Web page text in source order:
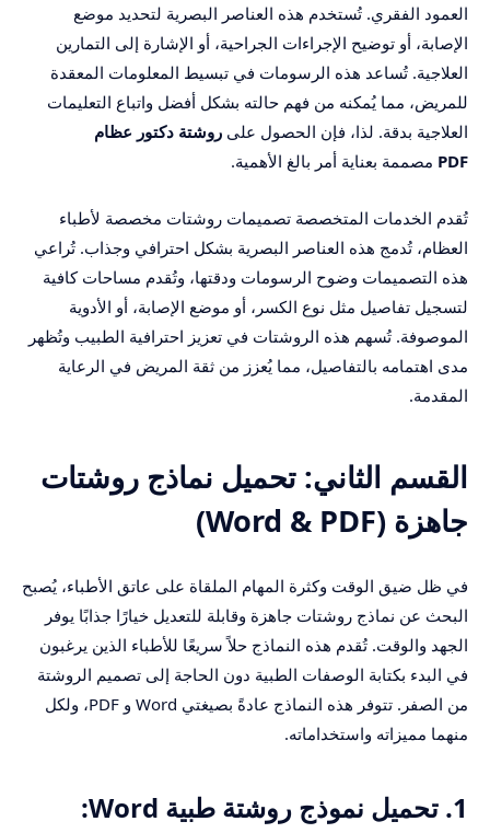
العمود الفقري. تُستخدم هذه العناصر البصرية لتحديد موضع
الإصابة، أو توضيح الإجراءات الجراحية، أو الإشارة إلى التمارين
العلاجية. تُساعد هذه الرسومات في تبسيط المعلومات المعقدة
للمريض، مما يُمكنه من فهم حالته بشكل أفضل واتباع التعليمات
العلاجية بدقة. لذا، فإن الحصول على روشتة دكتور عظام
PDF مصممة بعناية أمر بالغ الأهمية.
تُقدم الخدمات المتخصصة تصميمات روشتات مخصصة لأطباء
العظام، تُدمج هذه العناصر البصرية بشكل احترافي وجذاب. تُراعي
هذه التصميمات وضوح الرسومات ودقتها، وتُقدم مساحات كافية
لتسجيل تفاصيل مثل نوع الكسر، أو موضع الإصابة، أو الأدوية
الموصوفة. تُسهم هذه الروشتات في تعزيز احترافية الطبيب وتُظهر
مدى اهتمامه بالتفاصيل، مما يُعزز من ثقة المريض في الرعاية
المقدمة.
القسم الثاني: تحميل نماذج روشتات
جاهزة (Word & PDF)
في ظل ضيق الوقت وكثرة المهام الملقاة على عاتق الأطباء، يُصبح
البحث عن نماذج روشتات جاهزة وقابلة للتعديل خيارًا جذابًا يوفر
الجهد والوقت. تُقدم هذه النماذج حلاً سريعًا للأطباء الذين يرغبون
في البدء بكتابة الوصفات الطبية دون الحاجة إلى تصميم الروشتة
من الصفر. تتوفر هذه النماذج عادةً بصيغتي Word و PDF، ولكل
منهما مميزاته واستخداماته.
1. تحميل نموذج روشتة طبية Word: